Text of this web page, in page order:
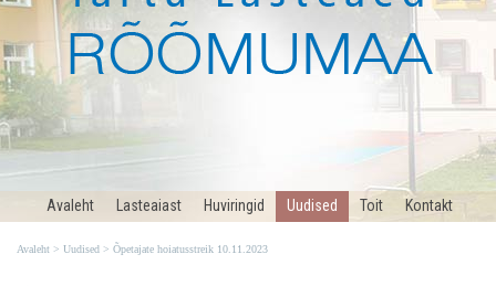
Avaleht Lasteaiast Huviringid Uudised Toit Kontakt
Avaleht > Uudised > Õpetajate hoiatusstreik 10.11.2023